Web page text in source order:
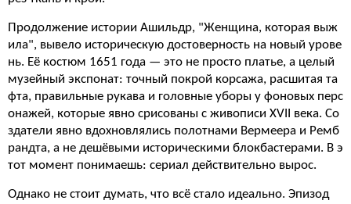
Продолжение истории Ашильдр, "Женщина, которая выж
ила", вывело историческую достоверность на новый урове
нь. Её костюм 1651 года — это не просто платье, а целый
музейный экспонат: точный покрой корсажа, расшитая та
фта, правильные рукава и головные уборы у фоновых перс
онажей, которые явно срисованы с живописи XVII века. Со
здатели явно вдохновлялись полотнами Вермеера и Ремб
рандта, а не дешёвыми историческими блокбастерами. В э
тот момент понимаешь: сериал действительно вырос.
Однако не стоит думать, что всё стало идеально. Эпизод